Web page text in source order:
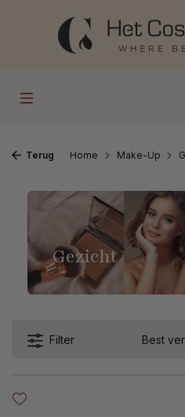
Ga naar de hoofdinhoud
Terug Home Make-Up
Gezicht
Filter